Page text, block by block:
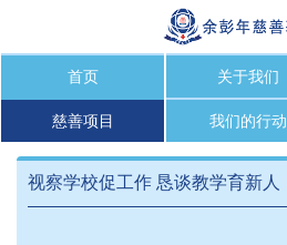
首页 关于我们
慈善项目 我们的行动
视察学校促工作 恳谈教学育新人